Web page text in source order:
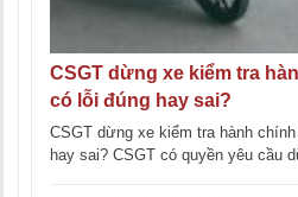
CSGT dừng xe kiểm tra
có lỗi đúng hay sai?
CSGT dừng xe kiểm tra hành
hay sai? CSGT có quyền yêu cầu